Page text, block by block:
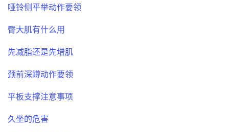
哑铃侧平举动作要领
臀大肌有什么用
先减脂还是先增肌
颈前深蹲动作要领
平板支撑注意事项
久坐的危害